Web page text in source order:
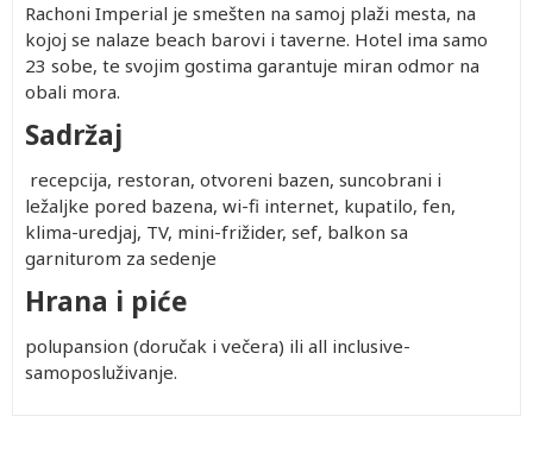
Rachoni Imperial je smešten na samoj plaži mesta, na
kojoj se nalaze beach barovi i taverne. Hotel ima samo
23 sobe, te svojim gostima garantuje miran odmor na
obali mora.
Sadržaj
recepcija, restoran, otvoreni bazen, suncobrani i
ležaljke pored bazena, wi-fi internet, kupatilo, fen,
klima-uredjaj, TV, mini-frižider, sef, balkon sa
garniturom za sedenje
Hrana i piće
polupansion (doručak i večera) ili all inclusive-
samoposluživanje.